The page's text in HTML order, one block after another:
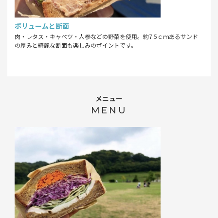
ボリュームと断面
肉・レタス・キャベツ・人参などの野菜を使用。約7.5ｃｍあるサンド
の厚みと綺麗な断面も楽しみのポイントです。
メニュー
MENU